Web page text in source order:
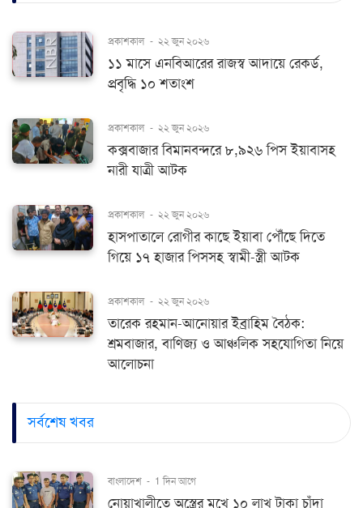
প্রকাশকাল - ২২ জুন ২০২৬
১১ মাসে এনবিআরের রাজস্ব আদায়ে রেকর্ড,
প্রবৃদ্ধি ১০ শতাংশ
প্রকাশকাল - ২২ জুন ২০২৬
কক্সবাজার বিমানবন্দরে ৮,৯২৬ পিস ইয়াবাসহ
নারী যাত্রী আটক
প্রকাশকাল - ২২ জুন ২০২৬
হাসপাতালে রোগীর কাছে ইয়াবা পৌঁছে দিতে
গিয়ে ১৭ হাজার পিসসহ স্বামী-স্ত্রী আটক
প্রকাশকাল - ২২ জুন ২০২৬
তারেক রহমান-আনোয়ার ইব্রাহিম বৈঠক:
শ্রমবাজার, বাণিজ্য ও আঞ্চলিক সহযোগিতা নিয়ে
আলোচনা
সর্বশেষ খবর
বাংলাদেশ - 1 দিন আগে
নোয়াখালীতে অস্ত্রের মুখে ১০ লাখ টাকা চাঁদা